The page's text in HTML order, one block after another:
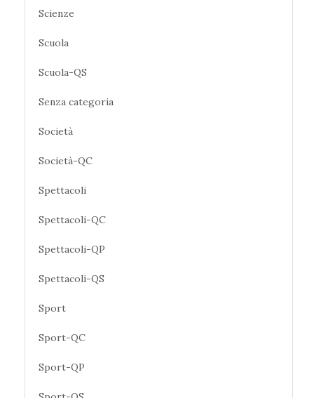
Scienze
Scuola
Scuola-QS
Senza categoria
Società
Società-QC
Spettacoli
Spettacoli-QC
Spettacoli-QP
Spettacoli-QS
Sport
Sport-QC
Sport-QP